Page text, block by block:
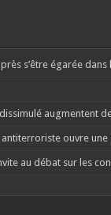
s’être égarée dans
augmentent
ouvre une
au débat sur les